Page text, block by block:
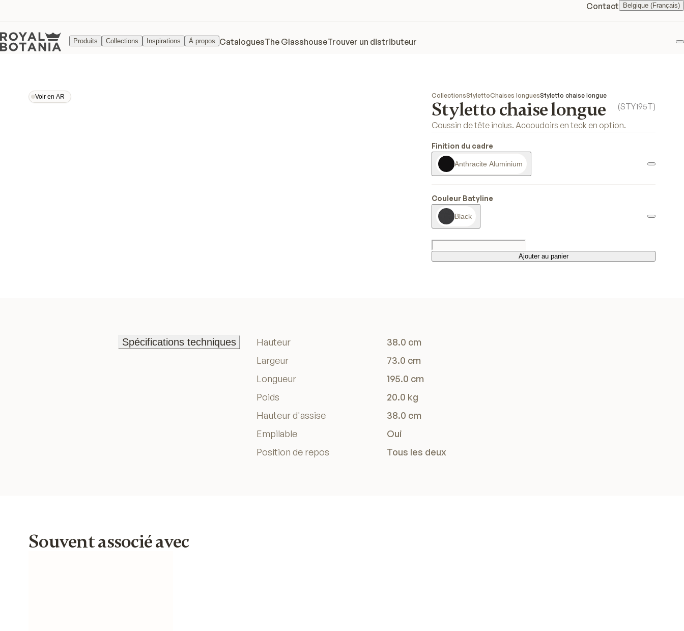
Contact Belgique (Français)
Produits Collections Inspirations À propos CataloguesThe GlasshouseTrouver un distributeur
Voir en AR
Voir en AR
CollectionsStylettoChaises longuesStyletto chaise longue
Styletto chaise longue (STY195T)
Coussin de tête inclus. Accoudoirs en teck en option.
Finition du cadre
Anthracite Aluminium
Couleur Batyline
Black
Ajouter au panier
Ajouter au panier
Spécifications techniques
Hauteur
38.0 cm
Largeur
73.0 cm
Longueur
195.0 cm
Poids
20.0 kg
Hauteur d'assise
38.0 cm
Empilable
Oui
Position de repos
Tous les deux
Souvent associé avec